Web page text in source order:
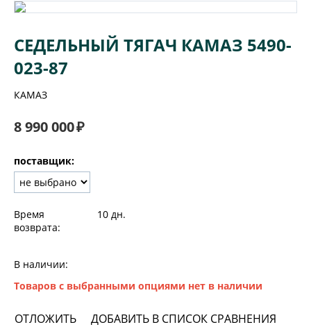
СЕДЕЛЬНЫЙ ТЯГАЧ КАМАЗ 5490-
023-87
КАМАЗ
8 990 000₽
поставщик:
Время
возврата:
10 дн.
В наличии:
Товаров с выбранными опциями нет в наличии
ОТЛОЖИТЬ ДОБАВИТЬ В СПИСОК СРАВНЕНИЯ